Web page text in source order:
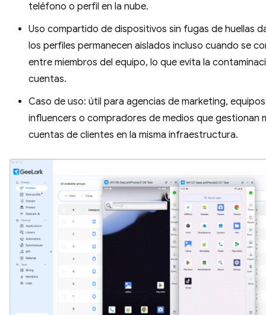
teléfono o perfil en la nube.
Uso compartido de dispositivos sin fugas de huellas
los perfiles permanecen aislados incluso cuando se
entre miembros del equipo, lo que evita la
cuentas.
Caso de uso: útil para agencias de marketing,
influencers o compradores de medios que gestionan
cuentas de clientes en la misma infraestructura.